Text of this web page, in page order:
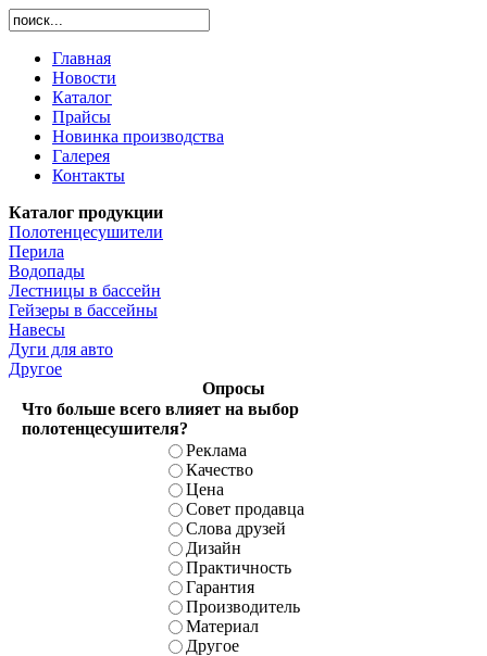
Главная
Новости
Каталог
Прайсы
Новинка производства
Галерея
Контакты
Каталог продукции
Полотенцесушители
Перила
Водопады
Лестницы в бассейн
Гейзеры в бассейны
Навесы
Дуги для авто
Другое
Опросы
Что больше всего влияет на выбор
полотенцесушителя?
Реклама
Качество
Цена
Совет продавца
Слова друзей
Дизайн
Практичность
Гарантия
Производитель
Материал
Другое